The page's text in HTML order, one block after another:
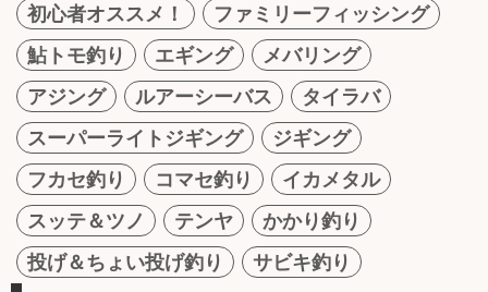
初心者オススメ！
ファミリーフィッシング
鮎トモ釣り
エギング
メバリング
アジング
ルアーシーバス
タイラバ
スーパーライトジギング
ジギング
フカセ釣り
コマセ釣り
イカメタル
スッテ＆ツノ
テンヤ
かかり釣り
投げ＆ちょい投げ釣り
サビキ釣り